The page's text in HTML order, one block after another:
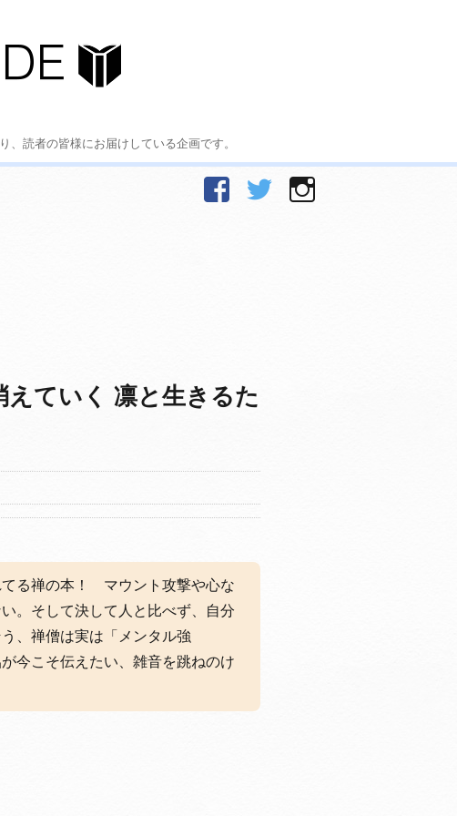
読者の皆様にお届けしている企画です。
facebookTwitter
ていく 凛と生きるた
る禅の本！ マウント攻撃や心な
。そして決して人と比べず、自分
、禅僧は実は「メンタル強
今こそ伝えたい、雑音を跳ねのけ